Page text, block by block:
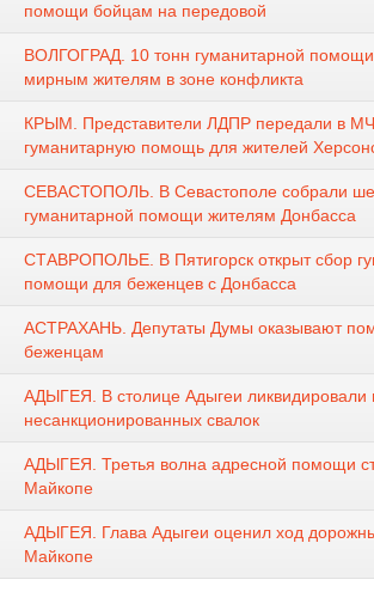
помощи бойцам на передовой
ВОЛГОГРАД. 10 тонн гуманитарной
мирным жителям в зоне конфликта
КРЫМ. Представители ЛДПР передали в
гуманитарную помощь для жителей
СЕВАСТОПОЛЬ. В Севастополе собрали
гуманитарной помощи жителям Донбасса
СТАВРОПОЛЬЕ. В Пятигорск открыт сбор
помощи для беженцев с Донбасса
АСТРАХАНЬ. Депутаты Думы оказывают
беженцам
АДЫГЕЯ. В столице Адыгеи ликвидировали
несанкционированных свалок
АДЫГЕЯ. Третья волна адресной помощи
Майкопе
АДЫГЕЯ. Глава Адыгеи оценил ход
Майкопе